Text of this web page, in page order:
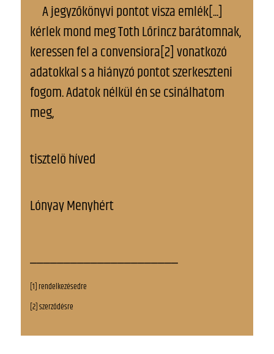
A jegyzőkönyvi pontot visza emlék[...]
kérlek mond meg Toth Lőrincz barátomnak,
keressen fel a convensiora[2] vonatkozó
adatokkal s a hiányzó pontot szerkeszteni
fogom. Adatok nélkül én se csinálhatom
meg,
tisztelö híved
Lónyay Menyhért
______________________
[1] rendelkezésedre
[2] szerződésre